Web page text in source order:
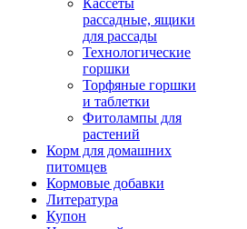
Кассеты
рассадные, ящики
для рассады
Технологические
горшки
Торфяные горшки
и таблетки
Фитолампы для
растений
Корм для домашних
питомцев
Кормовые добавки
Литература
Купон